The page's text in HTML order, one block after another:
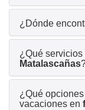
¿Dónde
¿Qué
Matalascañas
¿Qué
vacaciones en